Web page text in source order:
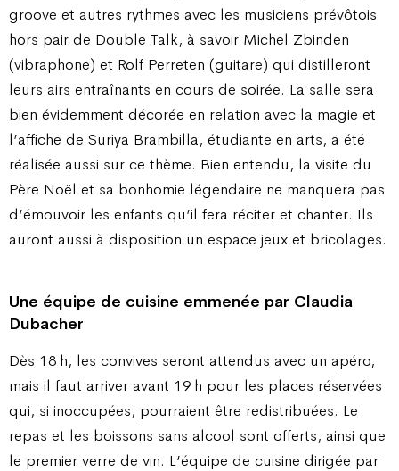
groove et autres rythmes avec les musiciens prévôtois
hors pair de Double Talk, à savoir Michel Zbinden
(vibraphone) et Rolf Perreten (guitare) qui distilleront
leurs airs entraînants en cours de soirée. La salle sera
bien évidemment décorée en relation avec la magie et
l’affiche de Suriya Brambilla, étudiante en arts, a été
réalisée aussi sur ce thème. Bien entendu, la visite du
Père Noël et sa bonhomie légendaire ne manquera pas
d’émouvoir les enfants qu’il fera réciter et chanter. Ils
auront aussi à disposition un espace jeux et bricolages.
Une équipe de cuisine emmenée par Claudia
Dubacher
Dès 18 h, les convives seront attendus avec un apéro,
mais il faut arriver avant 19 h pour les places réservées
qui, si inoccupées, pourraient être redistribuées. Le
repas et les boissons sans alcool sont offerts, ainsi que
le premier verre de vin. L’équipe de cuisine dirigée par